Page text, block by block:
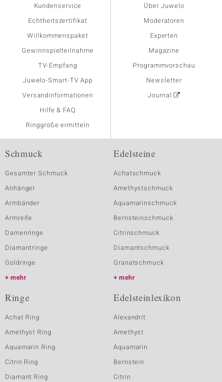
Kundenservice
Echtheitszertifikat
Willkommenspaket
Gewinnspielteilnahme
TV-Empfang
Juwelo-Smart-TV App
Versandinformationen
Hilfe & FAQ
Ringgröße ermitteln
Über Juwelo
Moderatoren
Experten
Magazine
Programmvorschau
Newsletter
Journal
Schmuck
Gesamter Schmuck
Anhänger
Armbänder
Armreife
Damenringe
Diamantringe
Goldringe
mehr
Edelsteine
Achatschmuck
Amethystschmuck
Aquamarinschmuck
Bernsteinschmuck
Citrinschmuck
Diamantschmuck
Granatschmuck
mehr
Ringe
Achat Ring
Amethyst Ring
Aquamarin Ring
Citrin Ring
Diamant Ring
Edelsteinlexikon
Alexandrit
Amethyst
Aquamarin
Bernstein
Citrin